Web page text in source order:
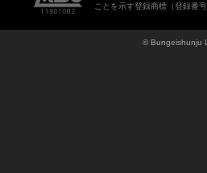
ことを示す登録商標（登録番
© Bungeishunju